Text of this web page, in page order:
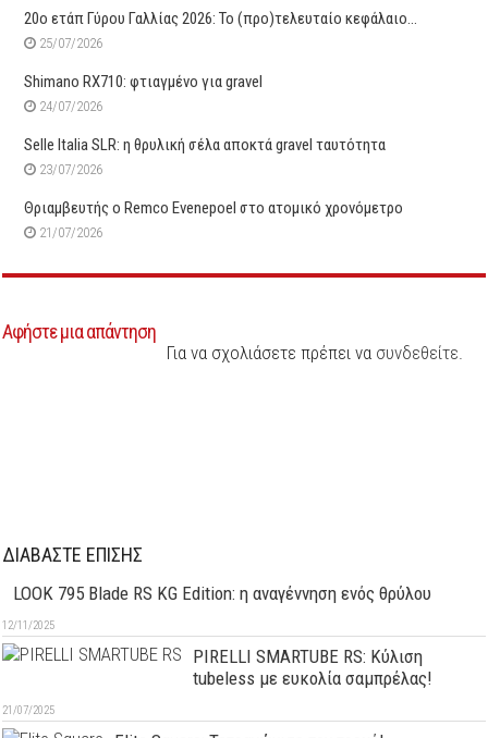
20ο ετάπ Γύρου Γαλλίας 2026: Το (προ)τελευταίο κεφάλαιο…
25/07/2026
Shimano RX710: φτιαγμένο για gravel
24/07/2026
Selle Italia SLR: η θρυλική σέλα αποκτά gravel ταυτότητα
23/07/2026
Θριαμβευτής ο Remco Evenepoel στο ατομικό χρονόμετρο
21/07/2026
Αφήστε μια απάντηση
Για να σχολιάσετε πρέπει να συνδεθείτε
ΔΙΑΒΑΣΤΕ ΕΠΙΣΗΣ
LOOK 795 Blade RS KG Edition: η αναγέννηση ενός θρύλου
12/11/2025
PIRELLI SMARTUBE RS: Κύλιση
tubeless με ευκολία σαμπρέλας!
21/07/2025